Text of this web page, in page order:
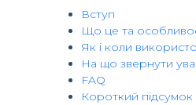
Вступ
Що це та
Як і коли
На що звернути
FAQ
Короткий підсумок